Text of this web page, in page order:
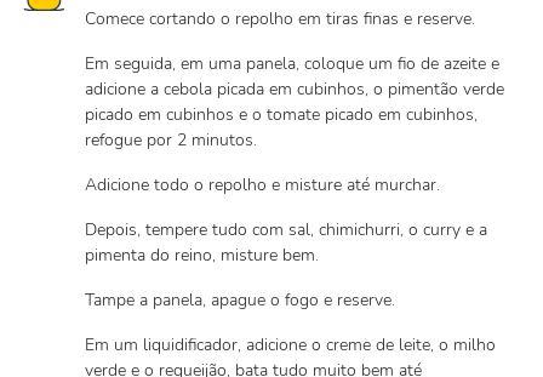
Comece cortando o repolho em tiras finas e reserve.
Em seguida, em uma panela, coloque um fio de azeite e
adicione a cebola picada em cubinhos, o pimentão verde
picado em cubinhos e o tomate picado em cubinhos,
refogue por 2 minutos.
Adicione todo o repolho e misture até murchar.
Depois, tempere tudo com sal, chimichurri, o curry e a
pimenta do reino, misture bem.
Tampe a panela, apague o fogo e reserve.
Em um liquidificador, adicione o creme de leite, o milho
verde e o requeijão, bata tudo muito bem até